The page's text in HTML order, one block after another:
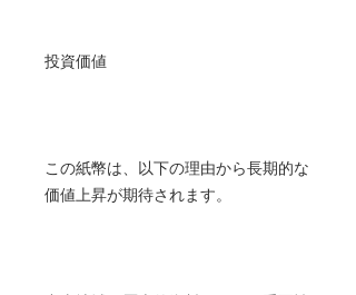
投資価値
この紙幣は、以下の理由から長期的な
価値上昇が期待されます。